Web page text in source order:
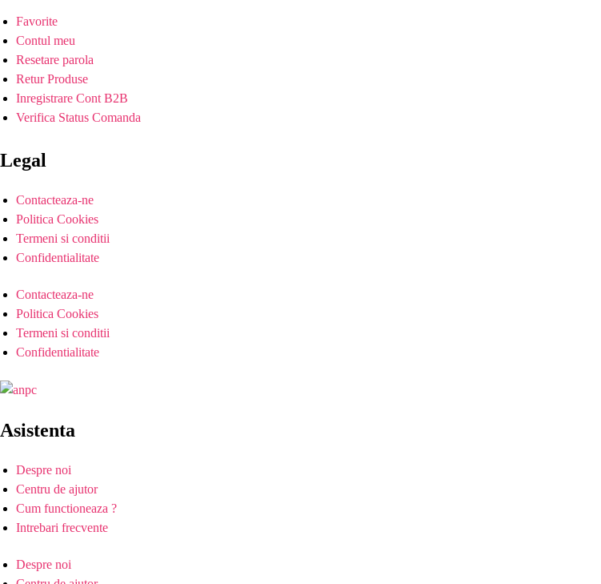
Favorite
Contul meu
Resetare parola
Retur Produse
Inregistrare Cont B2B
Verifica Status Comanda
Legal
Contacteaza-ne
Politica Cookies
Termeni si conditii
Confidentialitate
Contacteaza-ne
Politica Cookies
Termeni si conditii
Confidentialitate
Asistenta
Despre noi
Centru de ajutor
Cum functioneaza ?
Intrebari frecvente
Despre noi